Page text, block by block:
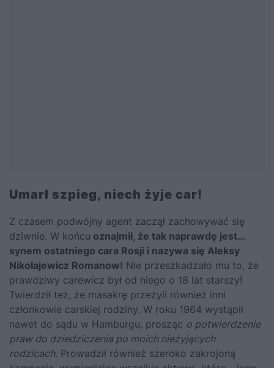
Umarł szpieg, niech żyje car!
Z czasem podwójny agent zaczął zachowywać się
dziwnie. W końcu oznajmił, że tak naprawdę jest…
synem ostatniego cara Rosji i nazywa się Aleksy
Nikołajewicz Romanow! Nie przeszkadzało mu to, że
prawdziwy carewicz był od niego o 18 lat starszy!
Twierdził też, że masakrę przeżyli również inni
członkowie carskiej rodziny. W roku 1964 wystąpił
nawet do sądu w Hamburgu, prosząc o potwierdzenie
praw do dziedziczenia po moich nieżyjących
rodzicach. Prowadził również szeroko zakrojoną